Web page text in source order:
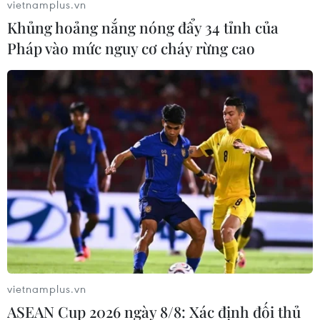
Dấu hiệu suy thoái của kinh tế Mỹ từ thị
trường trái phiếu
28/03/2022 14:07
Trái phiếu chính phủ là một khoản cho vay đối với Chính
phủ Mỹ và thường được xem là một sự đặt cược an
toàn đối với giới đầu tư vì khoản vay này hầu như
không có nguy cơ không được hoàn trả.
vietnamplus.vn
Khủng hoảng nắng nóng đẩy 34 tỉnh của
Pháp vào mức nguy cơ cháy rừng cao
vietnamplus.vn
ASEAN Cup 2026 ngày 8/8: Xác định đối thủ